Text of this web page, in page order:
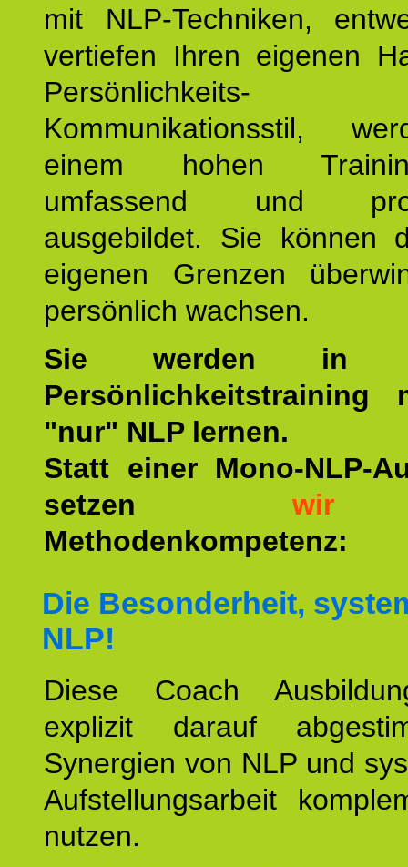
mit NLP-Techniken,
vertiefen Ihren eigenen
Kommunikationsstil,
einem hohen
umfassend und
ausgebildet. Sie können
eigenen Grenzen
persönlich wachsen.
Sie werden in
Persönlichkeitstraining
"nur" NLP lernen.
Statt einer Mono-NLP-
setzen wir
Methodenkompetenz:
Die Besonderheit,
NLP!
Diese Coach
explizit darauf
Synergien von NLP und
Aufstellungsarbeit
nutzen.